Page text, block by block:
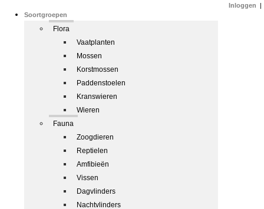
Soortgroepen
Flora
Vaatplanten
Mossen
Korstmossen
Paddenstoelen
Kranswieren
Wieren
Fauna
Zoogdieren
Reptielen
Amfibieën
Vissen
Dagvlinders
Nachtvlinders
Inloggen |